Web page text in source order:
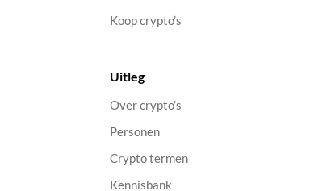
Koop crypto’s
Uitleg
Over crypto’s
Personen
Crypto termen
Kennisbank